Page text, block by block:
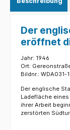
Der
eröffnet
Jahr: 1946
Ort:
Bildnr.: WDA031-
Der englische
Ladefläche
ihrer Arbeit
zerstörten